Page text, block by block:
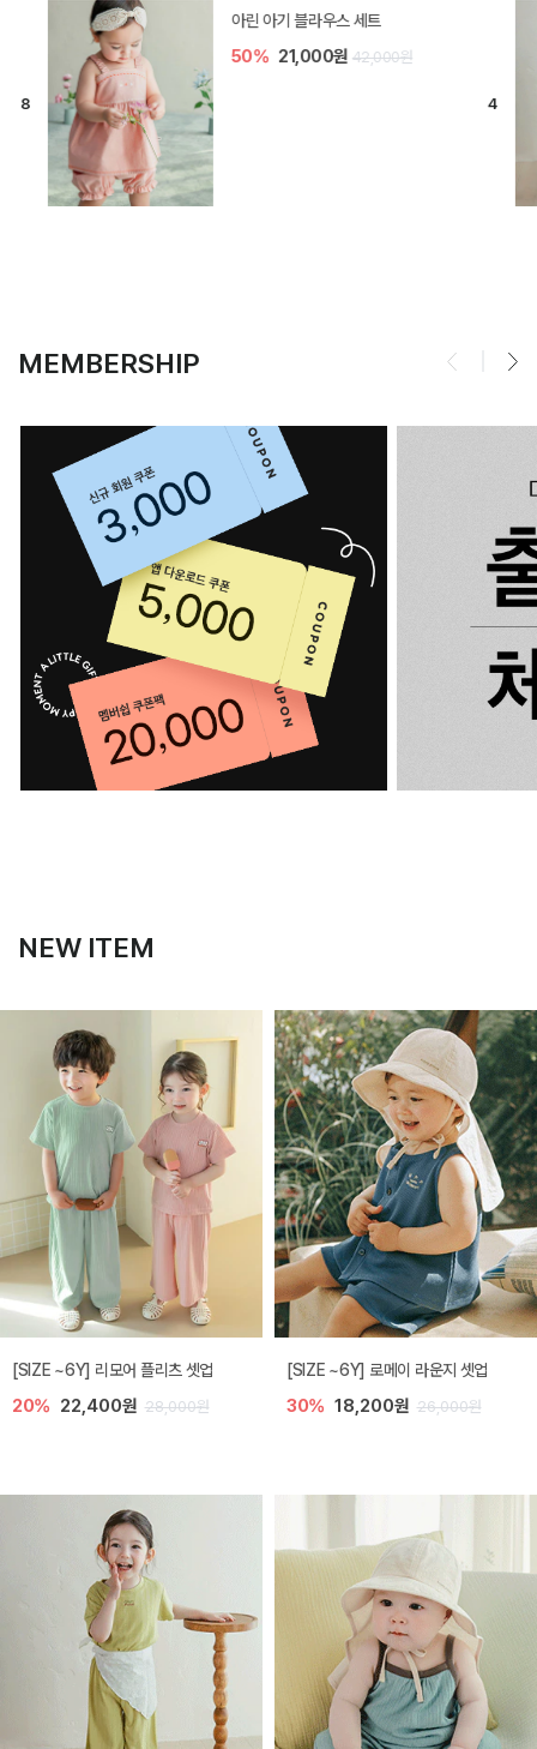
아린 아기 블라우스 세트
50% 21,000원 42,000원
MEMBERSHIP
NEW ITEM
[SIZE ~6Y] 리모어 플리츠 셋업
20% 22,400원 28,000원
[SIZE ~6Y] 로메이 라운지 셋업
30% 18,200원 26,000원